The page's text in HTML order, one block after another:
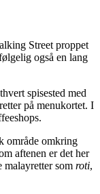
Street proppet
også en lang
spisested med
på menukortet. I
område omkring
aftenen er det her
som roti,